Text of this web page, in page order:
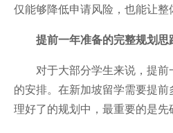
仅能够降低申请风险，也能让整
提前一年准备的完整规划思
对于大部分学生来说，提前
的安排。在新加坡留学需要提
理好了的规划中，最重要的是先